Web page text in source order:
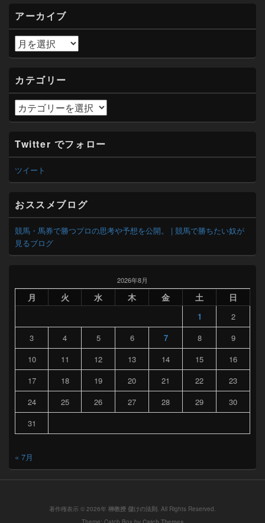
ェ
ッ
ト
リ
アーカイブ
ア
ー
イ
ブ
カテゴリー
カ
テ
リ
ー
Twitter でフォロー
ツイート
おススメブログ
競馬・馬券で勝つプロの思考や予想を公開。 | 競馬で勝ちたい奴が
見るブログ
2026年8月
月 火 水 木 金 土 日
1
2
3
4 5 6 7 8
9
10
11 12 13 14 15
16
17
18 19 20 21 22
23
24
25 26 27 28 29
30
31
« 7月
著作権表示 © 2026年 榊教授 儲けの法則 . All Rights Reserved.